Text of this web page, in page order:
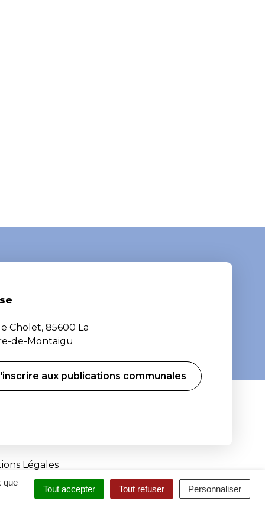
que
Tout accepter Tout refuser Personnaliser
Cholet, 85600 La
de-Montaigu
aux publications communales
Légales